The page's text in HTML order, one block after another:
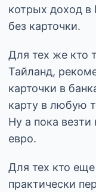
котрых доход в
без карточки.
Для тех же кто
Тайланд,
карточки в
карту в любую
Ну а пока
евро.
Для тех кто еще
практически